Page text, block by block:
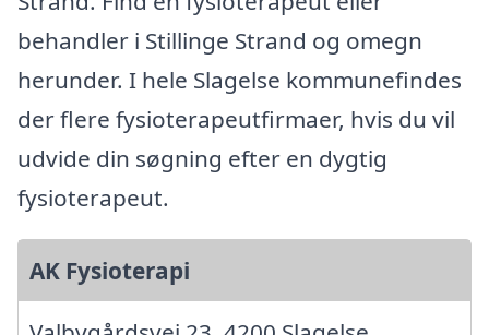
behandler i Stillinge Strand og omegn
herunder. I hele Slagelse kommunefindes
der flere fysioterapeutfirmaer, hvis du vil
udvide din søgning efter en dygtig
fysioterapeut.
AK Fysioterapi